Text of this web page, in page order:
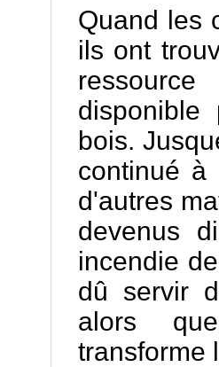
Quand les
ils ont
bois.
continué
d'autres
devenus
incendie
dû servir
alors
transforme